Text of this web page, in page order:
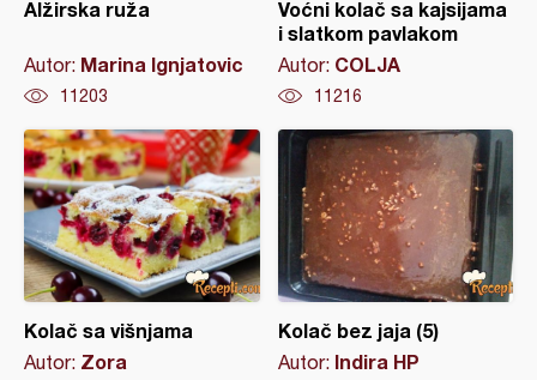
Alžirska ruža
Autor: Marina Ignjatovic
11203
Voćni kolač sa kajsijama
i slatkom pavlakom
Autor: COLJA
11216
Kolač sa višnjama
Autor: Zora
Kolač bez jaja (5)
Autor: Indira HP